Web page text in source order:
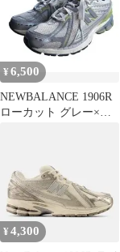
¥6,500
NEWBALANCE 1906R
ローカット グレー×グ
¥4,300